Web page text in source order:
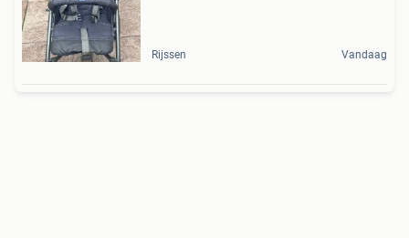
Rijssen Vandaag